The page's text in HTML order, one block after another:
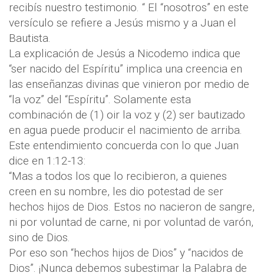
recibís nuestro testimonio. “ El “nosotros” en este
versículo se refiere a Jesús mismo y a Juan el
Bautista.
La explicación de Jesús a Nicodemo indica que
“ser nacido del Espíritu” implica una creencia en
las enseñanzas divinas que vinieron por medio de
“la voz” del “Espíritu”. Solamente esta
combinación de (1) oir la voz y (2) ser bautizado
en agua puede producir el nacimiento de arriba.
Este entendimiento concuerda con lo que Juan
dice en 1:12-13:
“Mas a todos los que lo recibieron, a quienes
creen en su nombre, les dio potestad de ser
hechos hijos de Dios. Estos no nacieron de sangre,
ni por voluntad de carne, ni por voluntad de varón,
sino de Dios.
Por eso son “hechos hijos de Dios” y “nacidos de
Dios”. ¡Nunca debemos subestimar la Palabra de